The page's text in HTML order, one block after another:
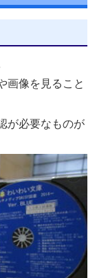
画像を見ること
が必要なものが